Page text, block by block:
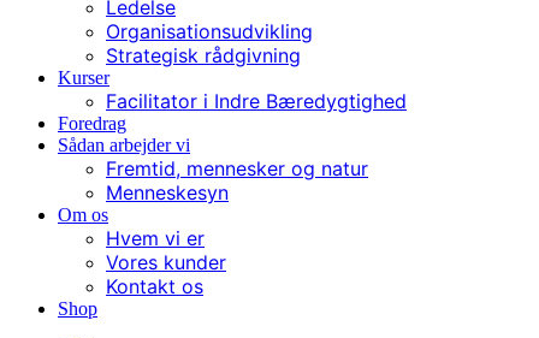
Ledelse
Organisationsudvikling
Strategisk rådgivning
Kurser
Facilitator i Indre Bæredygtighed
Foredrag
Sådan arbejder vi
Fremtid, mennesker og natur
Menneskesyn
Om os
Hvem vi er
Vores kunder
Kontakt os
Shop